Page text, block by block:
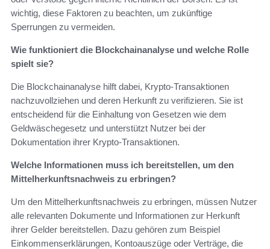
wichtig, diese Faktoren zu beachten, um zukünftige
Sperrungen zu vermeiden.
Wie funktioniert die Blockchainanalyse und welche Rolle
spielt sie?
Die Blockchainanalyse hilft dabei, Krypto-Transaktionen
nachzuvollziehen und deren Herkunft zu verifizieren. Sie ist
entscheidend für die Einhaltung von Gesetzen wie dem
Geldwäschegesetz und unterstützt Nutzer bei der
Dokumentation ihrer Krypto-Transaktionen.
Welche Informationen muss ich bereitstellen, um den
Mittelherkunftsnachweis zu erbringen?
Um den Mittelherkunftsnachweis zu erbringen, müssen Nutzer
alle relevanten Dokumente und Informationen zur Herkunft
ihrer Gelder bereitstellen. Dazu gehören zum Beispiel
Einkommenserklärungen, Kontoauszüge oder Verträge, die